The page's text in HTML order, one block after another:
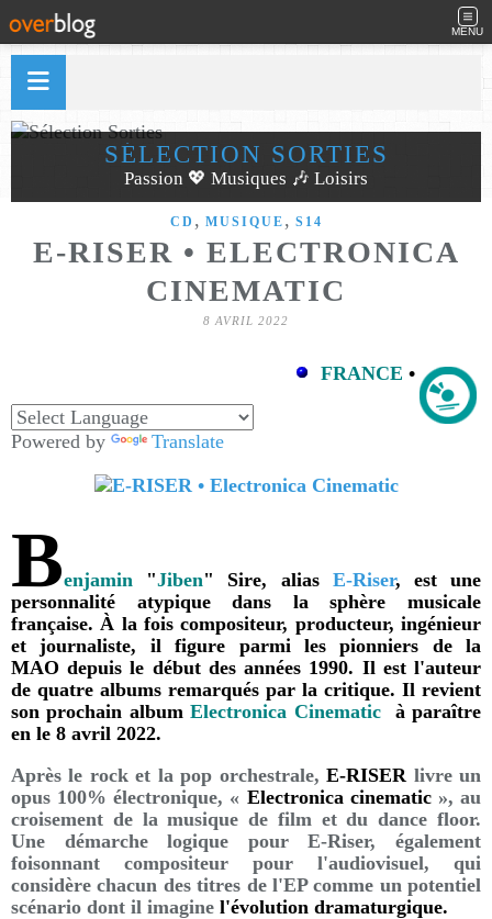
MENU
SÉLECTION SORTIES
Passion 💖 Musiques 🎶 Loisirs
CD , MUSIQUE , S14
E-RISER • ELECTRONICA
CINEMATIC
8 AVRIL 2022
FRANCE •
Powered by Translate
Benjamin "Jiben" Sire, alias E-Riser, est une
personnalité atypique dans la sphère musicale
française. À la fois compositeur, producteur, ingénieur
et journaliste, il figure parmi les pionniers de la
MAO depuis le début des années 1990. Il est l'auteur
de quatre albums remarqués par la critique. Il revient
son prochain albumElectronica Cinematicà paraître
en le 8 avril 2022.
Après le rock et la pop orchestrale, E-RISER livre un
opus 100% électronique, « Electronica cinematic », au
croisement de la musique de film et du dance floor.
Une démarche logique pour E-Riser, également
foisonnant compositeur pour l'audiovisuel, qui
considère chacun des titres de l'EP comme un potentiel
scénario dont il imagine l'évolution dramaturgique.